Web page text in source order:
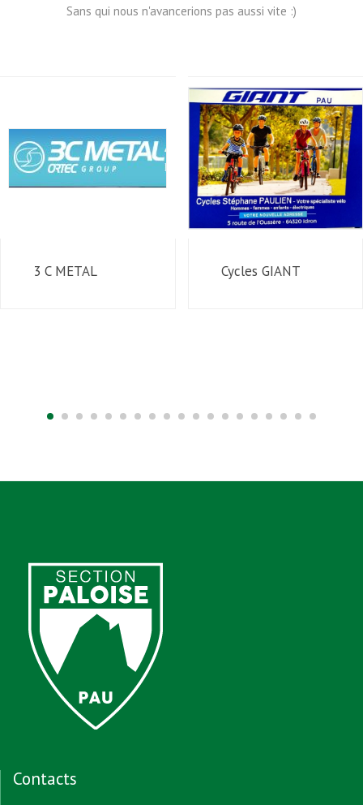
Sans qui nous n'avancerions pas aussi vite :)
3 C METAL Cycles GIANT
Contacts